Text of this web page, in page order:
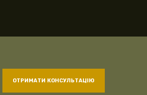
ОТРИМАТИ КОНСУЛЬТАЦІЮ